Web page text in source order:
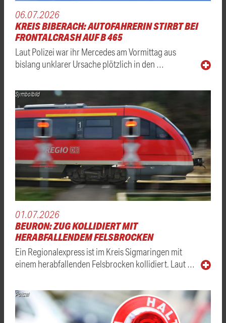
06.07.2026
KREIS BIBERACH: AUTOFAHRERIN STIRBT BEI
FRONTALCRASH AUF B 465
Laut Polizei war ihr Mercedes am Vormittag aus
bislang unklarer Ursache plötzlich in den …
Symbolbild
01.07.2026
BEURON: ZUG KOLLIDIERT MIT
HERABFALLENDEM FELSBROCKEN
Ein Regionalexpress ist im Kreis Sigmaringen mit
einem herabfallenden Felsbrocken kollidiert. Laut …
Polizei